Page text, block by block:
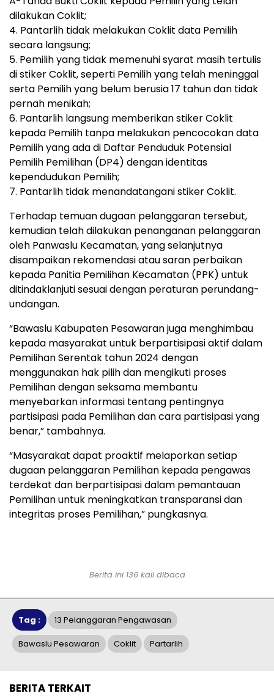
dilakukan Coklit;
4. Pantarlih tidak melakukan Coklit data Pemilih
secara langsung;
5. Pemilih yang tidak memenuhi syarat masih tertulis
di stiker Coklit, seperti Pemilih yang telah meninggal
serta Pemilih yang belum berusia 17 tahun dan tidak
pernah menikah;
6. Pantarlih langsung memberikan stiker Coklit
kepada Pemilih tanpa melakukan pencocokan data
Pemilih yang ada di Daftar Penduduk Potensial
Pemilih Pemilihan (DP4) dengan identitas
kependudukan Pemilih;
7. Pantarlih tidak menandatangani stiker Coklit.
Terhadap temuan dugaan pelanggaran tersebut,
kemudian telah dilakukan penanganan pelanggaran
oleh Panwaslu Kecamatan, yang selanjutnya
disampaikan rekomendasi atau saran perbaikan
kepada Panitia Pemilihan Kecamatan (PPK) untuk
ditindaklanjuti sesuai dengan peraturan perundang-
undangan.
“Bawaslu Kabupaten Pesawaran juga menghimbau
kepada masyarakat untuk berpartisipasi aktif dalam
Pemilihan Serentak tahun 2024 dengan
menggunakan hak pilih dan mengikuti proses
Pemilihan dengan seksama membantu
menyebarkan informasi tentang pentingnya
partisipasi pada Pemilihan dan cara partisipasi yang
benar,” tambahnya.
“Masyarakat dapat proaktif melaporkan setiap
dugaan pelanggaran Pemilihan kepada pengawas
terdekat dan berpartisipasi dalam pemantauan
Pemilihan untuk meningkatkan transparansi dan
integritas proses Pemilihan,” pungkasnya.
Berita ini 136 kali dibaca
Tag : 13 Pelanggaran Pengawasan
Bawaslu Pesawaran Coklit Partarlih
BERITA TERKAIT